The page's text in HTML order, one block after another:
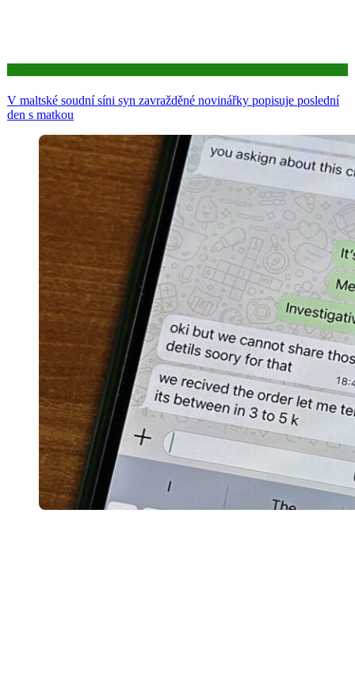
V maltské soudní síni syn zavražděné novinářky popisuje poslední
den s matkou